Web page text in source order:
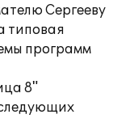
Сергееву
типовая
программ
8"